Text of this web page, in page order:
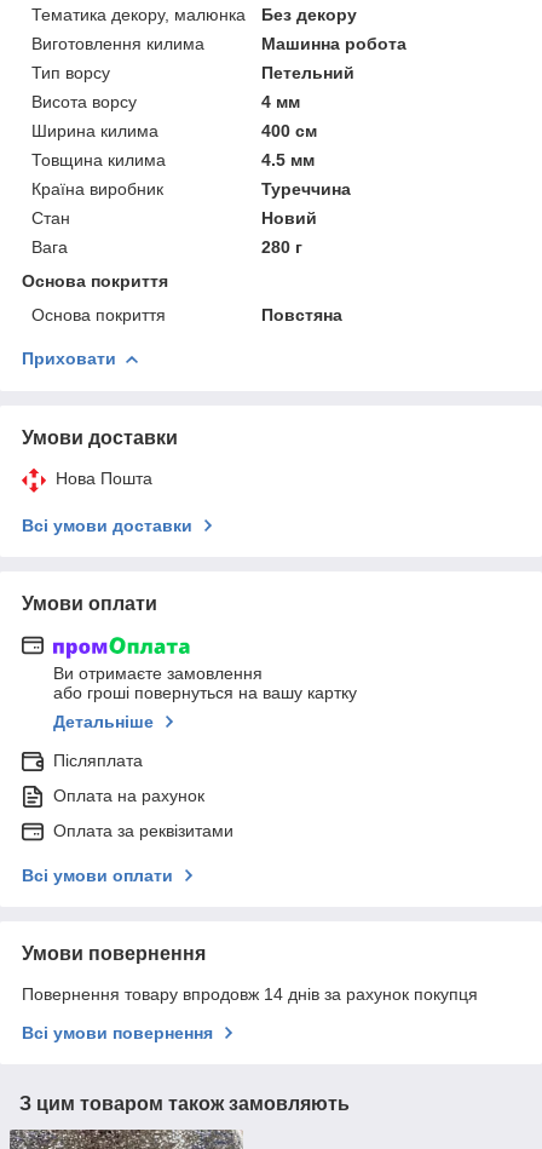
Тематика декору, малюнка
Без декору
Виготовлення килима
Машинна робота
Тип ворсу
Петельний
Висота ворсу
4 мм
Ширина килима
400 см
Товщина килима
4.5 мм
Країна виробник
Туреччина
Стан
Новий
Вага
280 г
Основа покриття
Основа покриття
Повстяна
Приховати
Умови доставки
Нова Пошта
Всі умови доставки
Умови оплати
Ви отримаєте замовлення
або гроші повернуться на вашу картку
Детальніше
Післяплата
Оплата на рахунок
Оплата за реквізитами
Всі умови оплати
Умови повернення
Повернення товару впродовж 14 днів за рахунок покупця
Всі умови повернення
З цим товаром також замовляють